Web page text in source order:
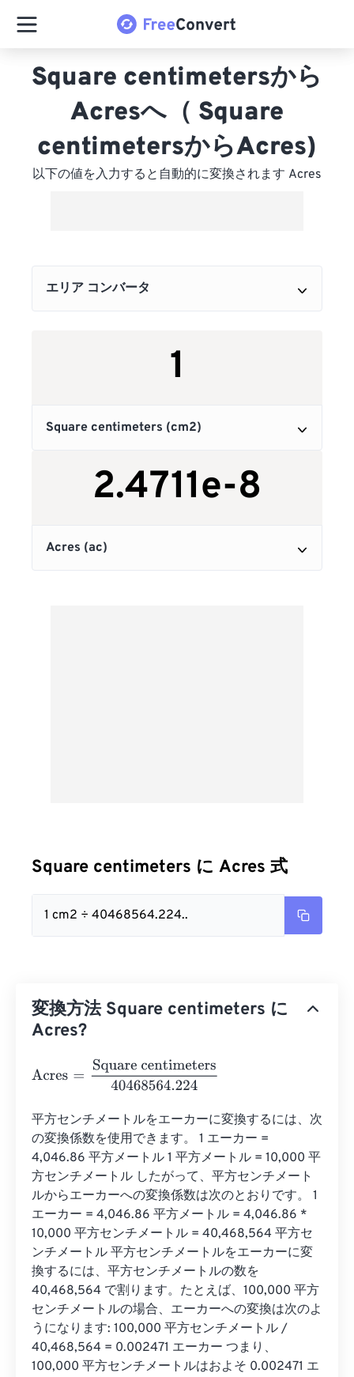
Square centimetersから
Acresへ（ Square
centimetersからAcres)
以下の値を入力すると自動的に変換されます Acres
Square centimeters に Acres 式
1 cm2 ÷ 40468564.224..
変換方法 Square centimeters に
Acres?
Acres Square centimeters40468564.224
平方センチメートルをエーカーに変換するには、次
の変換係数を使用できます。 1 エーカー =
4,046.86 平方メートル 1 平方メートル = 10,000 平
方センチメートル したがって、平方センチメート
ルからエーカーへの変換係数は次のとおりです。 1
エーカー = 4,046.86 平方メートル = 4,046.86 *
10,000 平方センチメートル = 40,468,564 平方セ
ンチメートル 平方センチメートルをエーカーに変
換するには、平方センチメートルの数を
40,468,564 で割ります。たとえば、100,000 平方
センチメートルの場合、エーカーへの変換は次のよ
うになります: 100,000 平方センチメートル /
40,468,564 = 0.002471 エーカー つまり、
100,000 平方センチメートルはおよそ 0.002471 エ